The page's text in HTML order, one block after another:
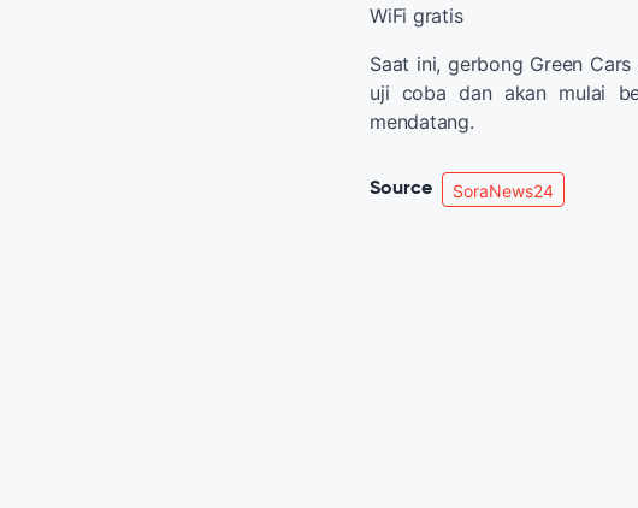
WiFi gratis
Saat ini, gerbong Green
uji coba dan akan mulai
mendatang.
Source SoraNews24